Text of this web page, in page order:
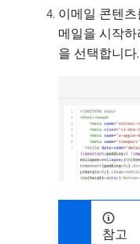
이메일 콘텐
메일을 시작
을 선택합니다.
참고